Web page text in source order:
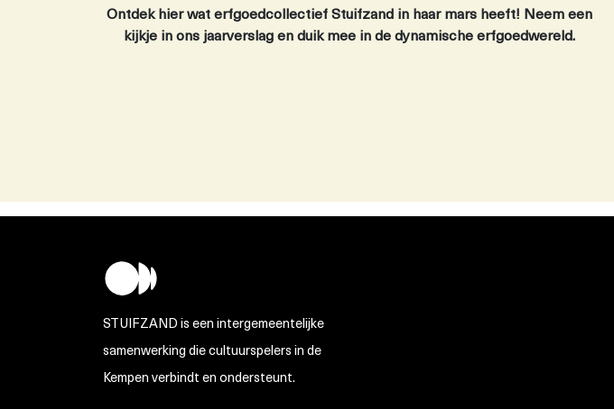
Ontdek hier wat erfgoedcollectief Stuifzand in haar mars heeft! Neem een
kijkje in ons jaarverslag en duik mee in de dynamische erfgoedwereld.
STUIFZAND is een intergemeentelijke
samenwerking die cultuurspelers in de
Kempen verbindt en ondersteunt.